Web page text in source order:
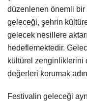
düzenlenen önemli
geleceği, şehrin
gelecek nesillere
hedeflemektedir.
kültürel zenginliklerini
değerleri korumak
Festivalin geleceği